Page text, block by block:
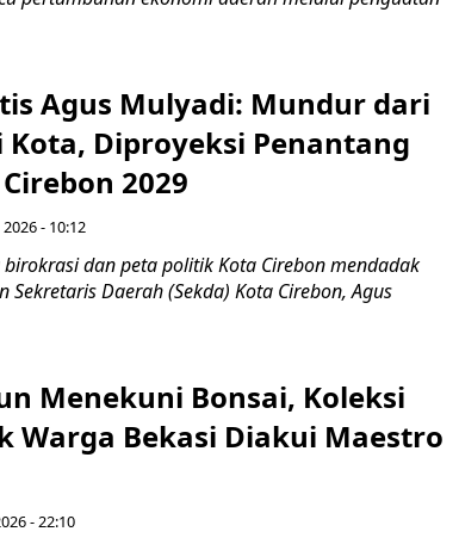
Agus Mulyadi: Mundur dari
Kota, Diproyeksi Penantang
2029
- 10:12
dan peta politik Kota Cirebon mendadak
Daerah (Sekda) Kota Cirebon, Agus
Menekuni Bonsai, Koleksi
Warga Bekasi Diakui Maestro
- 22:10